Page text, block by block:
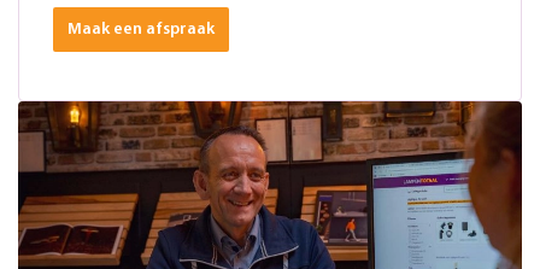
Maak een afspraak